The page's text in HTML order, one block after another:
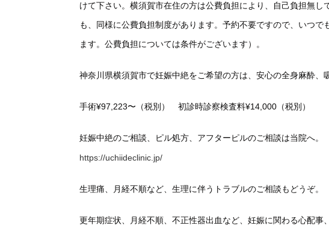
けて下さい。横須賀市在住の方は公費負担により、自己負担無
も、同様に公費負担制度があります。予約不要ですので、いつで
ます。公費負担については条件がございます）。
神奈川県横須賀市で妊娠中絶をご希望の方は、安心の全身麻酔、
手術¥97,223〜（税別） 初診時診察検査料¥14,000（税別）
妊娠中絶のご相談、ピル処方、アフターピルのご相談は当院へ。
https://uchiideclinic.jp/
生理痛、月経不順など、生理に伴うトラブルのご相談もどうぞ。
更年期症状、月経不順、不正性器出血など、妊娠に関わる心配事